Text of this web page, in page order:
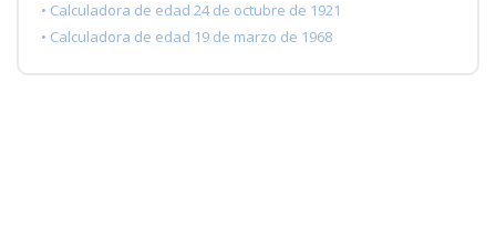
• Calculadora de edad 24 de octubre de 1921
• Calculadora de edad 19 de marzo de 1968